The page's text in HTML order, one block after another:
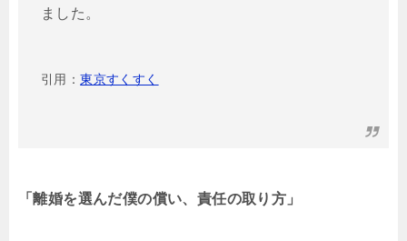
ました。
引用：東京すくすく
「離婚を選んだ僕の償い、責任の取り方」